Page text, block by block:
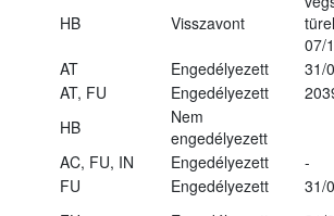
HB Visszavont
07/
AT Engedélyezett
31/
AT, FU Engedélyezett
HB
Nem
engedélyezett
AC, FU, IN Engedélyezett
-
FU Engedélyezett
31/